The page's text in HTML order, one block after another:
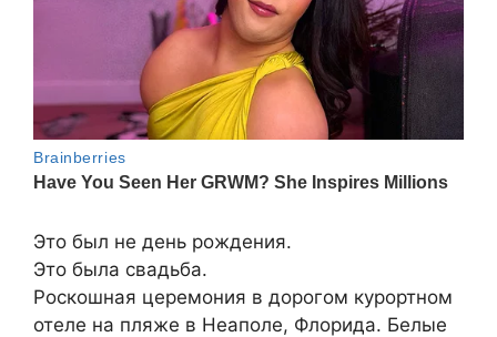
Это был не день рождения.
Это была свадьба.
Роскошная церемония в дорогом курортном
отеле на пляже в Неаполе, Флорида. Белые